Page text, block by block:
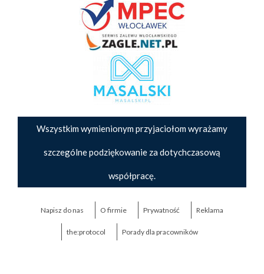
Wszystkim wymienionym przyjaciołom wyrażamy
szczególne podziękowanie za dotychczasową
współpracę.
Napisz do nas O firmie Prywatność Reklama
the:protocol Porady dla pracowników